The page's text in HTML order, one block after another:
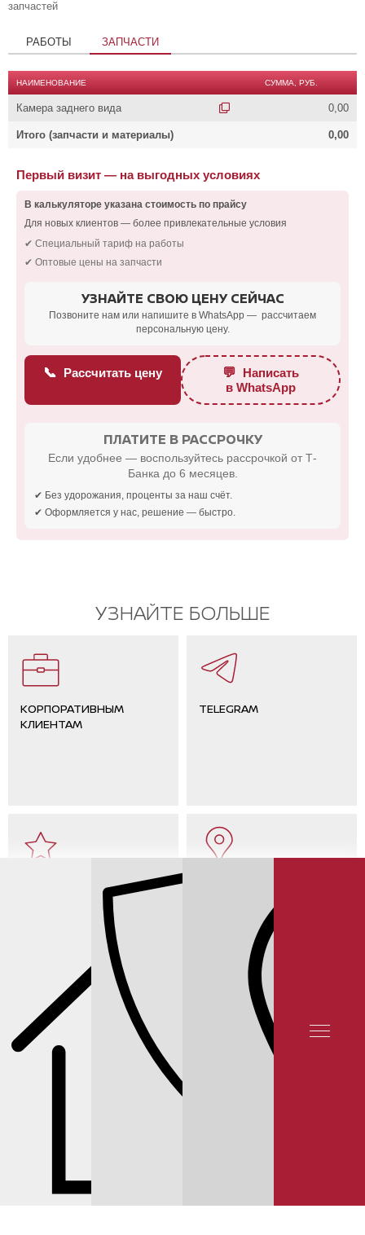
запчастей
РАБОТЫ ЗАПЧАСТИ
НАИМЕНОВАНИЕ СУММА, РУБ.
Камера заднего вида 0,00
Итого (запчасти и материалы) 0,00
Первый визит — на выгодных условиях
В калькуляторе указана стоимость по прайсу
Для новых клиентов — более привлекательные условия
✔ Специальный тариф на работы
✔ Оптовые цены на запчасти
УЗНАЙТЕ СВОЮ ЦЕНУ СЕЙЧАС
Позвоните нам или напишите в WhatsApp — рассчитаем
персональную цену.
📞 Рассчитать цену 💬 Написать
в WhatsApp
ПЛАТИТЕ В РАССРОЧКУ
Если удобнее — воспользуйтесь рассрочкой от Т-
Банка до 6 месяцев.
✔ Без удорожания, проценты за наш счёт.
✔ Оформляется у нас, решение — быстро.
УЗНАЙТЕ БОЛЬШЕ
КОРПОРАТИВНЫМ
КЛИЕНТАМ
TELEGRAM
ОТЗЫВЫ КЛИЕНТОВ
ЦЕНЫ НА ЗАМЕНУ И РЕМОНТ КАМЕРЫ ЗАДНЕГО ВИДА